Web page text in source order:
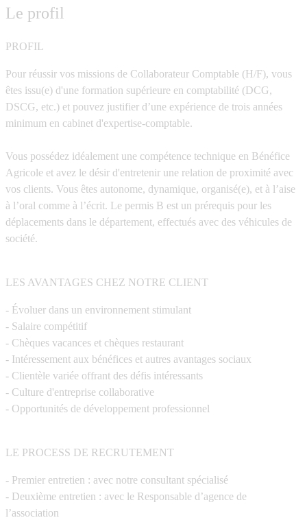
Le profil
PROFIL
Pour réussir vos missions de Collaborateur Comptable (H/F), vous
êtes issu(e) d'une formation supérieure en comptabilité (DCG,
DSCG, etc.) et pouvez justifier d’une expérience de trois années
minimum en cabinet d'expertise-comptable.
Vous possédez idéalement une compétence technique en Bénéfice
Agricole et avez le désir d'entretenir une relation de proximité avec
vos clients. Vous êtes autonome, dynamique, organisé(e), et à l’aise
à l’oral comme à l’écrit. Le permis B est un prérequis pour les
déplacements dans le département, effectués avec des véhicules de
société.
LES AVANTAGES CHEZ NOTRE CLIENT
- Évoluer dans un environnement stimulant
- Salaire compétitif
- Chèques vacances et chèques restaurant
- Intéressement aux bénéfices et autres avantages sociaux
- Clientèle variée offrant des défis intéressants
- Culture d'entreprise collaborative
- Opportunités de développement professionnel
LE PROCESS DE RECRUTEMENT
- Premier entretien : avec notre consultant spécialisé
- Deuxième entretien : avec le Responsable d’agence de
l’association